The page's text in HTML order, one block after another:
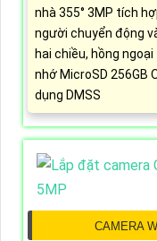
nhà 355° 3MP tích
người chuyển động
hai chiều, hồng
nhớ MicroSD 256GB
dụng DMSS
CAMERA